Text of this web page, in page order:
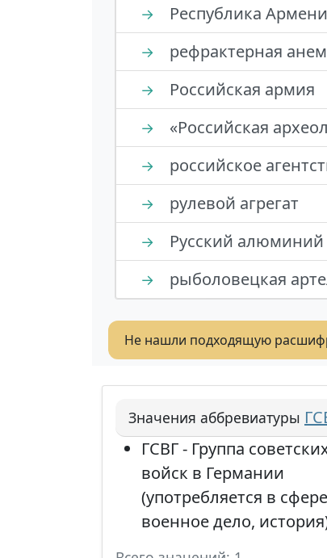
→ Республика
→ рефрактерная
→ Российская армия
→ «Российская
→ российское
→ рулевой агрегат
→ Русский алюминий
→ рыболовецкая
Не нашли подходящую
Значения аббревиатуры
ГСВГ - Группа
войск в Германии
(употребляется в
военное дело,